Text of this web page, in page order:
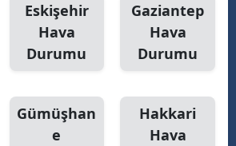
Eskişehir
Hava
Durumu
Gaziantep
Hava
Durumu
Gümüşhan
e
Hakkari
Hava